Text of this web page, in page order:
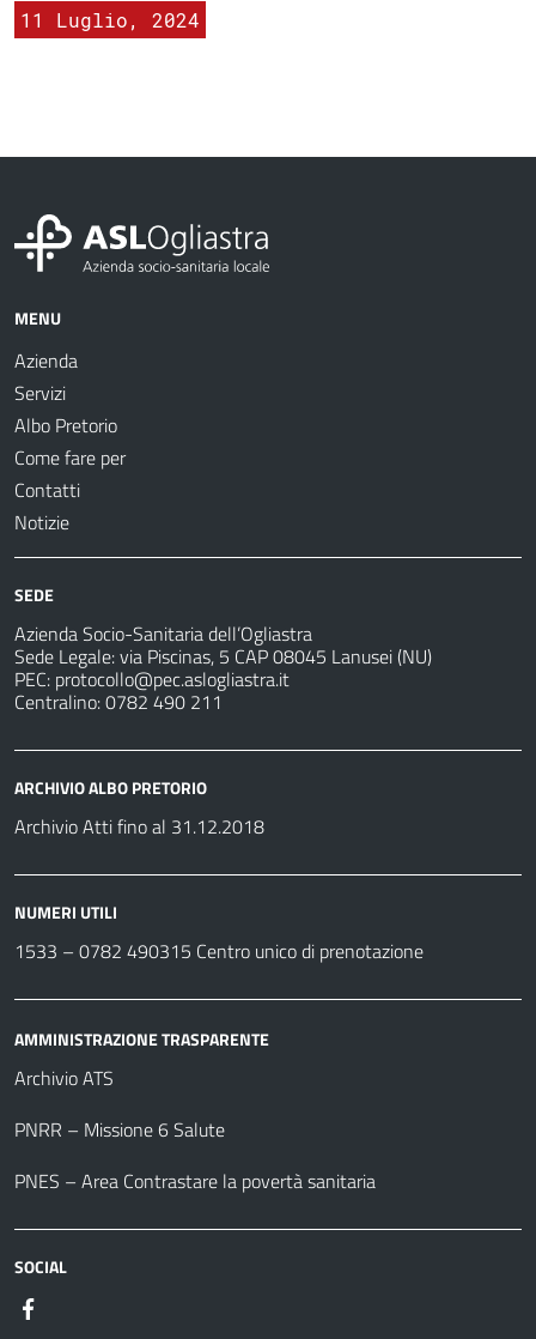
11 Luglio, 2024
MENU
Azienda
Servizi
Albo Pretorio
Come fare per
Contatti
Notizie
SEDE
Azienda Socio-Sanitaria dell’Ogliastra
Sede Legale: via Piscinas, 5 CAP 08045 Lanusei (NU)
PEC: protocollo@pec.aslogliastra.it
Centralino: 0782 490 211
ARCHIVIO ALBO PRETORIO
Archivio Atti fino al 31.12.2018
NUMERI UTILI
1533 – 0782 490315 Centro unico di prenotazione
AMMINISTRAZIONE TRASPARENTE
Archivio ATS
PNRR – Missione 6 Salute
PNES – Area Contrastare la povertà sanitaria
SOCIAL